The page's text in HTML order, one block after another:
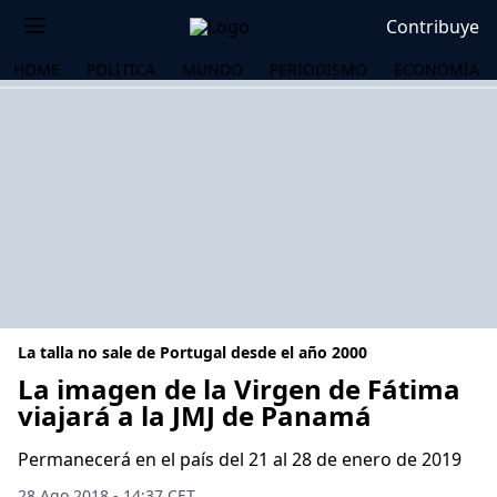
Contribuye
HOME POLÍTICA MUNDO PERIODISMO ECONOMÍA
La talla no sale de Portugal desde el año 2000
La imagen de la Virgen de Fátima
viajará a la JMJ de Panamá
Permanecerá en el país del 21 al 28 de enero de 2019